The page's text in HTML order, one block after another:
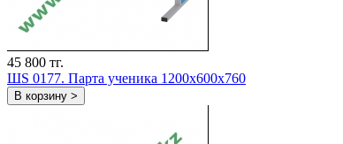
45 800 тг.
ШS 0177. Парта ученика 1200х600х760
В корзину >